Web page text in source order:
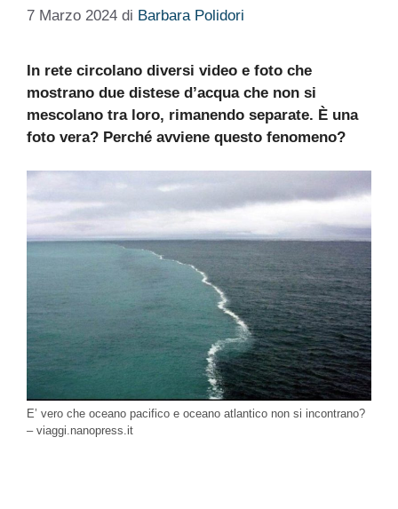
7 Marzo 2024 di Barbara Polidori
In rete circolano diversi video e foto che
mostrano due distese d’acqua che non si
mescolano tra loro, rimanendo separate. È una
foto vera? Perché avviene questo fenomeno?
E’ vero che oceano pacifico e oceano atlantico non si incontrano?
– viaggi.nanopress.it